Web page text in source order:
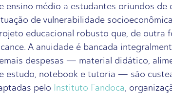
ensino médio a estudantes oriundos de
de vulnerabilidade
educacional robusto que, de outra
A anuidade é bancada
despesas — material didático,
estudo, notebook e tutoria — são
pelo Instituto Fandoca,